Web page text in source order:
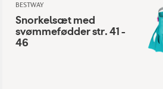
BESTWAY
Snorkelsæt med
svømmefødder str. 41 -
46